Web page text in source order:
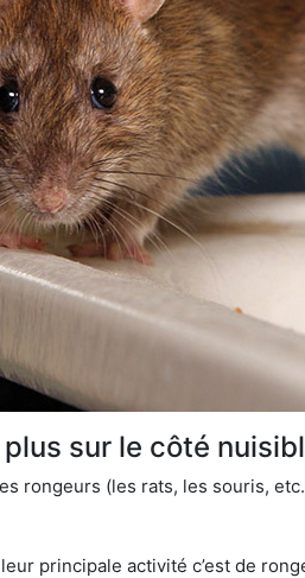
sur le côté
rongeurs (les rats, les souris,
principale activité c’est de